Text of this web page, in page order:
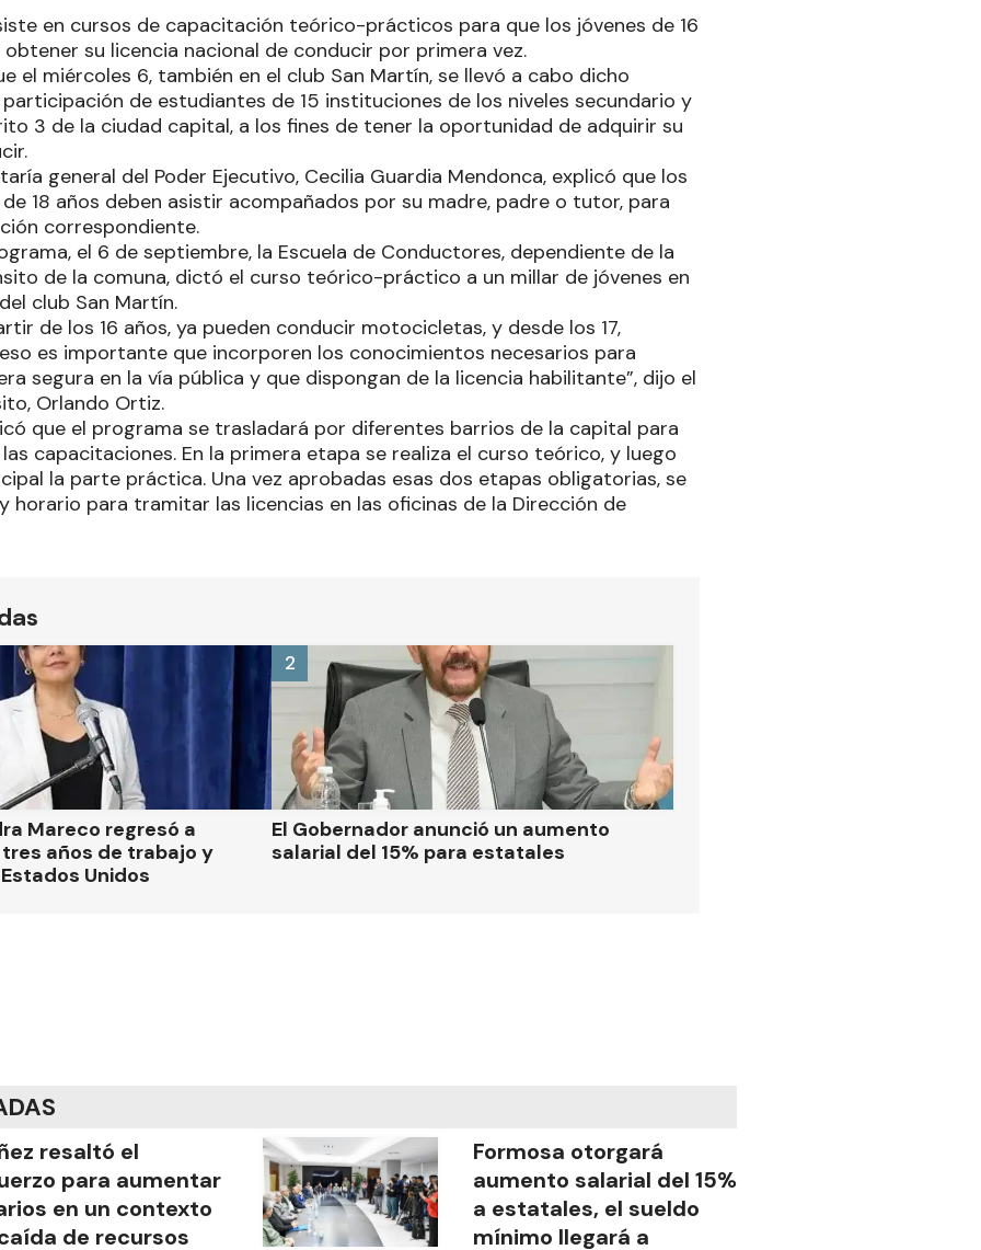
en cursos de capacitación teórico-prácticos para que los jóvenes de 16
obtener su licencia nacional de conducir por primera vez.
el miércoles 6, también en el club San Martín, se llevó a cabo dicho
de estudiantes de 15 instituciones de los niveles secundario y
3 de la ciudad capital, a los fines de tener la oportunidad de adquirir su
general del Poder Ejecutivo, Cecilia Guardia Mendonca, explicó que los
18 años deben asistir acompañados por su madre, padre o tutor, para
correspondiente.
el 6 de septiembre, la Escuela de Conductores, dependiente de la
de la comuna, dictó el curso teórico-práctico a un millar de jóvenes en
club San Martín.
de los 16 años, ya pueden conducir motocicletas, y desde los 17,
es importante que incorporen los conocimientos necesarios para
segura en la vía pública y que dispongan de la licencia habilitante”, dijo el
Orlando Ortiz.
que el programa se trasladará por diferentes barrios de la capital para
capacitaciones. En la primera etapa se realiza el curso teórico, y luego
la parte práctica. Una vez aprobadas esas dos etapas obligatorias, se
horario para tramitar las licencias en las oficinas de la Dirección de
Mareco regresó a
años de trabajo y
Unidos
El Gobernador anunció un aumento
salarial del 15% para estatales
2
resaltó el
para aumentar
en un contexto
de recursos
Formosa otorgará
aumento salarial del 15%
a estatales, el sueldo
mínimo llegará a